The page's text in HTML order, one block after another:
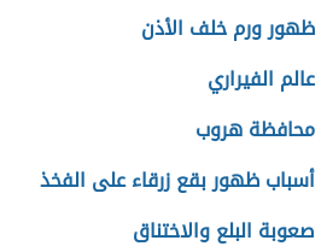
ظهور ورم خلف الأذن
عالم الفيراري
محافظة هروب
أسباب ظهور بقع زرقاء على الفخذ
صعوبة البلع والاختناق